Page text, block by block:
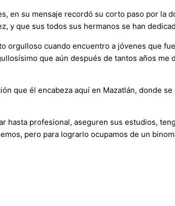
en su mensaje recordó su corto paso por la
y que sus todos sus hermanos se han
orgulloso cuando encuentro a jóvenes que
que aún después de tantos años me
que él encabeza aquí en Mazatlán, donde se
hasta profesional, aseguren sus estudios,
pero para lograrlo ocupamos de un